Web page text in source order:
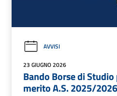
AVVISI
23 GIUGNO 2026
Bando Borse di
merito A.S. 2025/2026